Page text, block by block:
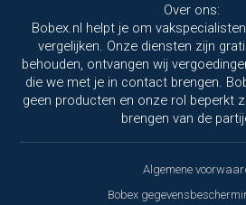
Over ons:
Bobex.nl helpt je om
vergelijken. Onze diensten zijn
behouden, ontvangen wij
die we met je in contact brengen.
geen producten en onze rol beperkt
brengen van de
Algemene
Bobex